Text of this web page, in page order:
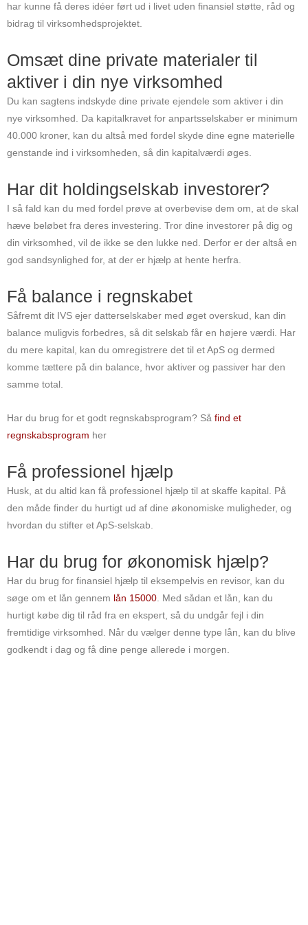
har kunne få deres idéer ført ud i livet uden finansiel støtte, råd og
bidrag til virksomhedsprojektet.
Omsæt dine private materialer til
aktiver i din nye virksomhed
Du kan sagtens indskyde dine private ejendele som aktiver i din
nye virksomhed. Da kapitalkravet for anpartsselskaber er minimum
40.000 kroner, kan du altså med fordel skyde dine egne materielle
genstande ind i virksomheden, så din kapitalværdi øges.
Har dit holdingselskab investorer?
I så fald kan du med fordel prøve at overbevise dem om, at de skal
hæve beløbet fra deres investering. Tror dine investorer på dig og
din virksomhed, vil de ikke se den lukke ned. Derfor er der altså en
god sandsynlighed for, at der er hjælp at hente herfra.
Få balance i regnskabet
Såfremt dit IVS ejer datterselskaber med øget overskud, kan din
balance muligvis forbedres, så dit selskab får en højere værdi. Har
du mere kapital, kan du omregistrere det til et ApS og dermed
komme tættere på din balance, hvor aktiver og passiver har den
samme total.
Har du brug for et godt regnskabsprogram? Så find et
regnskabsprogram her
Få professionel hjælp
Husk, at du altid kan få professionel hjælp til at skaffe kapital. På
den måde finder du hurtigt ud af dine økonomiske muligheder, og
hvordan du stifter et ApS-selskab.
Har du brug for økonomisk hjælp?
Har du brug for finansiel hjælp til eksempelvis en revisor, kan du
søge om et lån gennem lån 15000 . Med sådan et lån, kan du
hurtigt købe dig til råd fra en ekspert, så du undgår fejl i din
fremtidige virksomhed. Når du vælger denne type lån, kan du blive
godkendt i dag og få dine penge allerede i morgen.